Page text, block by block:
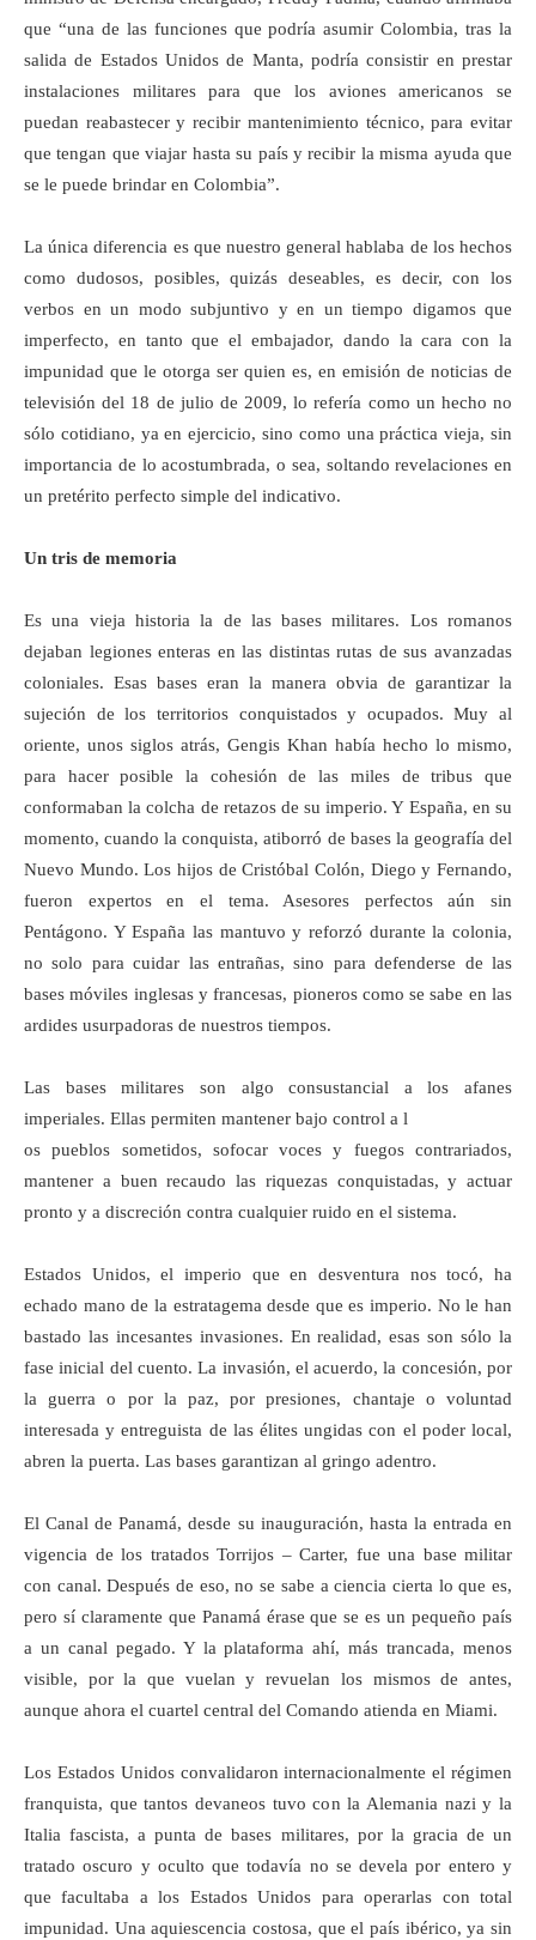
que “una de las funciones que podría asumir Colombia, tras la
salida de Estados Unidos de Manta, podría consistir en prestar
instalaciones militares para que los aviones americanos se
puedan reabastecer y recibir mantenimiento técnico, para evitar
que tengan que viajar hasta su país y recibir la misma ayuda que
se le puede brindar en Colombia”.
La única diferencia es que nuestro general hablaba de los hechos
como dudosos, posibles, quizás deseables, es decir, con los
verbos en un modo subjuntivo y en un tiempo digamos que
imperfecto, en tanto que el embajador, dando la cara con la
impunidad que le otorga ser quien es, en emisión de noticias de
televisión del 18 de julio de 2009, lo refería como un hecho no
sólo cotidiano, ya en ejercicio, sino como una práctica vieja, sin
importancia de lo acostumbrada, o sea, soltando revelaciones en
un pretérito perfecto simple del indicativo.
Un tris de memoria
Es una vieja historia la de las bases militares. Los romanos
dejaban legiones enteras en las distintas rutas de sus avanzadas
coloniales. Esas bases eran la manera obvia de garantizar la
sujeción de los territorios conquistados y ocupados. Muy al
oriente, unos siglos atrás, Gengis Khan había hecho lo mismo,
para hacer posible la cohesión de las miles de tribus que
conformaban la colcha de retazos de su imperio. Y España, en su
momento, cuando la conquista, atiborró de bases la geografía del
Nuevo Mundo. Los hijos de Cristóbal Colón, Diego y Fernando,
fueron expertos en el tema. Asesores perfectos aún sin
Pentágono. Y España las mantuvo y reforzó durante la colonia,
no solo para cuidar las entrañas, sino para defenderse de las
bases móviles inglesas y francesas, pioneros como se sabe en las
ardides usurpadoras de nuestros tiempos.
Las bases militares son algo consustancial a los afanes
imperiales. Ellas permiten mantener bajo control a l
os pueblos sometidos, sofocar voces y fuegos contrariados,
mantener a buen recaudo las riquezas conquistadas, y actuar
pronto y a discreción contra cualquier ruido en el sistema.
Estados Unidos, el imperio que en desventura nos tocó, ha
echado mano de la estratagema desde que es imperio. No le han
bastado las incesantes invasiones. En realidad, esas son sólo la
fase inicial del cuento. La invasión, el acuerdo, la concesión, por
la guerra o por la paz, por presiones, chantaje o voluntad
interesada y entreguista de las élites ungidas con el poder local,
abren la puerta. Las bases garantizan al gringo adentro.
El Canal de Panamá, desde su inauguración, hasta la entrada en
vigencia de los tratados Torrijos – Carter, fue una base militar
con canal. Después de eso, no se sabe a ciencia cierta lo que es,
pero sí claramente que Panamá érase que se es un pequeño país
a un canal pegado. Y la plataforma ahí, más trancada, menos
visible, por la que vuelan y revuelan los mismos de antes,
aunque ahora el cuartel central del Comando atienda en Miami.
Los Estados Unidos convalidaron internacionalmente el régimen
franquista, que tantos devaneos tuvo con la Alemania nazi y la
Italia fascista, a punta de bases militares, por la gracia de un
tratado oscuro y oculto que todavía no se devela por entero y
que facultaba a los Estados Unidos para operarlas con total
impunidad. Una aquiescencia costosa, que el país ibérico, ya sin